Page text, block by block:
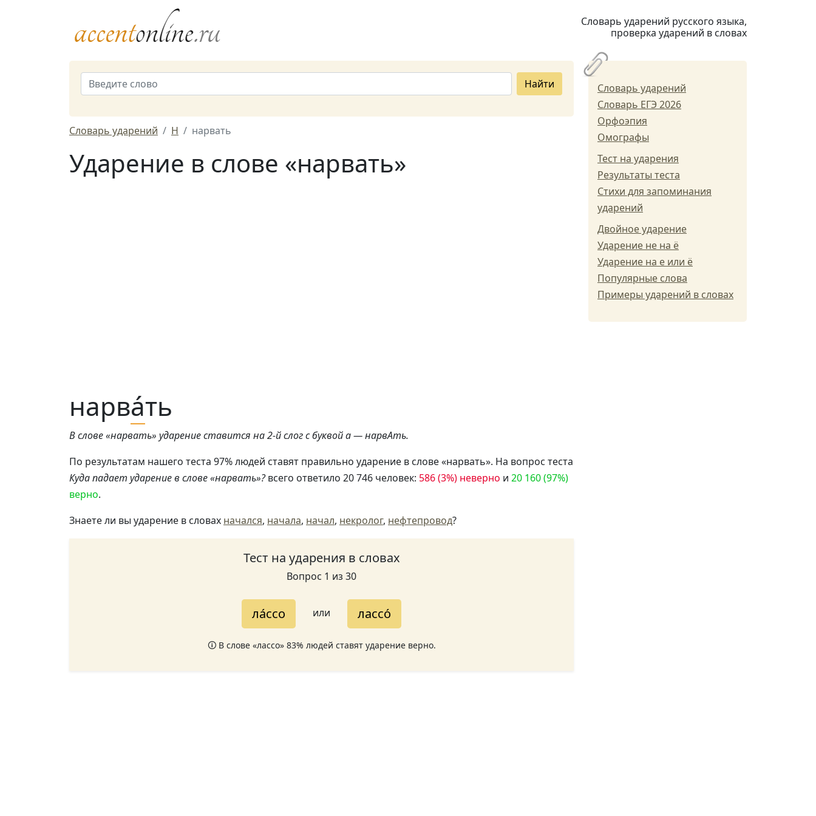
Словарь ударений русского языка,
проверка ударений в словах
Найти
Словарь ударений Н нарвать
Ударение в слове «нарвать»
нарва́ть
В слове «нарвать» ударение ставится на 2-й слог с буквой а — нарвАть.
По результатам нашего теста 97% людей ставят правильно ударение в слове «нарвать». На вопрос теста
Куда падает ударение в слове «нарвать»?всего ответило 20 746 человек: 586 (3%) неверно и 20 160 (97%)
верно.
Знаете ли вы ударение в словах начался, начала, начал, некролог, нефтепровод?
Тест на ударения в словах
Вопрос 1 из 30
ла́ссо или лассо́
🛈 В слове «лассо» 83% людей ставят ударение верно.
Словарь ударений
Словарь ЕГЭ 2026
Орфоэпия
Омографы
Тест на ударения
Результаты теста
Стихи для запоминания
ударений
Двойное ударение
Ударение не на ё
Ударение на е или ё
Популярные слова
Примеры ударений в словах